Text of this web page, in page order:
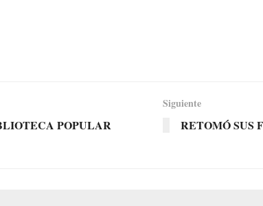
POPULAR
Siguiente
RETOMÓ SUS